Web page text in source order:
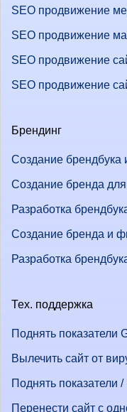
SEO продвижение
SEO продвижение
SEO продвижение
SEO продвижение
Брендинг
Создание брендбука
Создание бренда
Разработка
Создание бренда и
Разработка
Тех. поддержка
Поднять показатели
Вылечить сайт от
Поднять показатели
Перенести сайт с